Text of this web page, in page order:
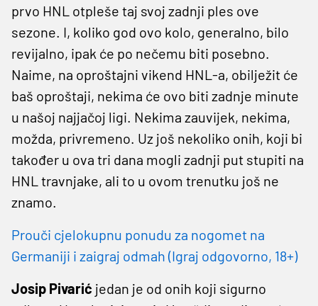
prvo HNL otpleše taj svoj zadnji ples ove
sezone. I, koliko god ovo kolo, generalno, bilo
revijalno, ipak će po nečemu biti posebno.
Naime, na oproštajni vikend HNL-a, obilježit će
baš oproštaji, nekima će ovo biti zadnje minute
u našoj najjačoj ligi. Nekima zauvijek, nekima,
možda, privremeno. Uz još nekoliko onih, koji bi
također u ova tri dana mogli zadnji put stupiti na
HNL travnjake, ali to u ovom trenutku još ne
znamo.
Prouči cjelokupnu ponudu za nogomet na
Germaniji i zaigraj odmah (Igraj odgovorno, 18+)
Josip Pivarić jedan je od onih koji sigurno